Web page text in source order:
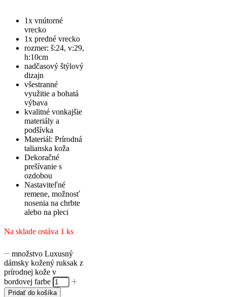
1x vnútorné
vrecko
1x predné vrecko
rozmer: š:24, v:29,
h:10cm
nadčasový štýlový
dizajn
všestranné
využitie a bohatá
výbava
kvalitné vonkajšie
materiály a
podšívka
Materiál: Prírodná
talianska koža
Dekoračné
prešívanie s
ozdobou
Nastaviteľné
remene, možnosť
nosenia na chrbte
alebo na pleci
Na sklade ostáva 1 ks
množstvo Luxusný
dámsky kožený ruksak z
prírodnej kože v
bordovej farbe
Pridať do košíka